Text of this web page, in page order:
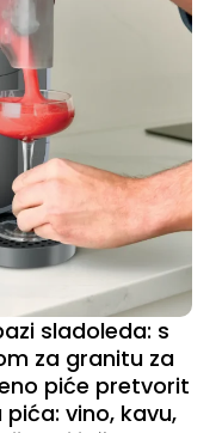
sladoleda: s
za granitu za
piće pretvorit
vino, kavu,